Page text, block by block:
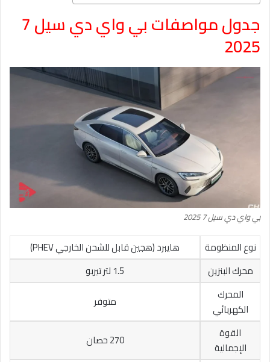
جدول مواصفات بي واي دي سيل 7
2025
بي واي دي سيل 7 2025
نوع المنظومة
هايبرد (هجين قابل للشحن الخارجي PHEV)
محرك البنزين
1.5 لتر تيربو
المحرك
الكهربائي
متوفر
القوة
الإجمالية
270 حصان